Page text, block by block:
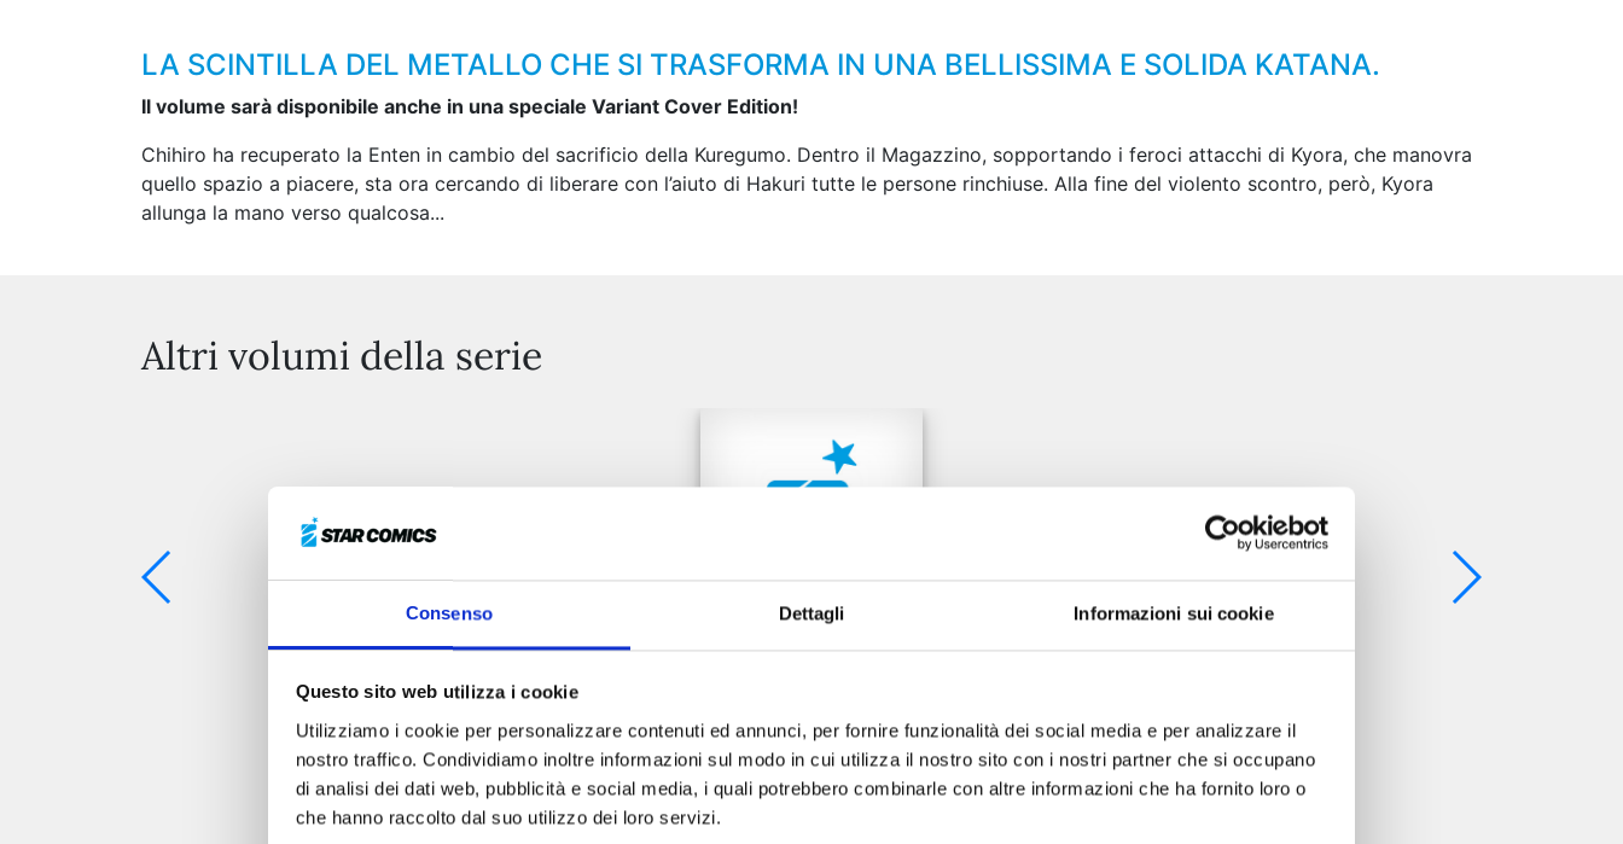
Consenso Dettagli Informazioni sui cookie
Questo sito web utilizza i cookie
Utilizziamo i cookie per personalizzare contenuti ed annunci, per fornire funzionalità dei social media e per analizzare il
nostro traffico. Condividiamo inoltre informazioni sul modo in cui utilizza il nostro sito con i nostri partner che si occupano
di analisi dei dati web, pubblicità e social media, i quali potrebbero combinarle con altre informazioni che ha fornito loro o
che hanno raccolto dal suo utilizzo dei loro servizi.
LA SCINTILLA DEL METALLO CHE SI TRASFORMA IN UNA BELLISSIMA E SOLIDA KATANA.
Il volume sarà disponibile anche in una speciale Variant Cover Edition!
Chihiro ha recuperato la Enten in cambio del sacrificio della Kuregumo. Dentro il Magazzino, sopportando i feroci attacchi di Kyora, che manovra
quello spazio a piacere, sta ora cercando di liberare con l’aiuto di Hakuri tutte le persone rinchiuse. Alla fine del violento scontro, però, Kyora
allunga la mano verso qualcosa...
Altri volumi della serie
KAGURABACHI n. 10